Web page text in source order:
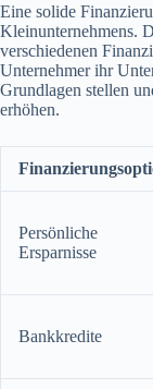
Eine solide
Kleinunternehmens.
verschiedenen
Unternehmer ihr
Grundlagen stellen
erhöhen.
Persönliche
Ersparnisse
Bankkredite